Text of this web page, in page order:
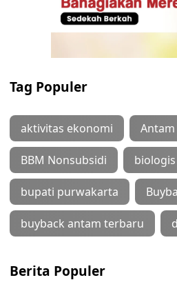
Tag Populer
aktivitas ekonomi Antam
BBM Nonsubsidi biologis
bupati purwakarta
buyback antam terbaru
Berita Populer